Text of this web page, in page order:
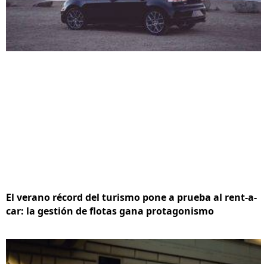
El verano récord del turismo pone a prueba al rent-a-
car: la gestión de flotas gana protagonismo